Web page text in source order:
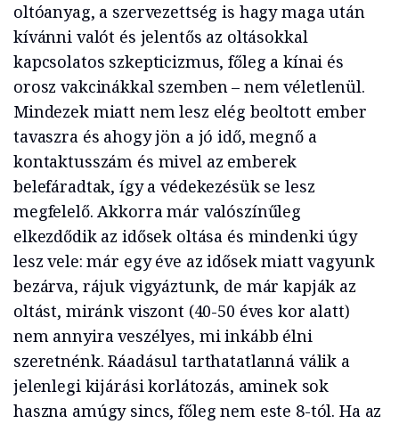
oltóanyag, a szervezettség is hagy maga után
kívánni valót és jelentős az oltásokkal
kapcsolatos szkepticizmus, főleg a kínai és
orosz vakcinákkal szemben – nem véletlenül.
Mindezek miatt nem lesz elég beoltott ember
tavaszra és ahogy jön a jó idő, megnő a
kontaktusszám és mivel az emberek
belefáradtak, így a védekezésük se lesz
megfelelő. Akkorra már valószínűleg
elkezdődik az idősek oltása és mindenki úgy
lesz vele: már egy éve az idősek miatt vagyunk
bezárva, rájuk vigyáztunk, de már kapják az
oltást, miránk viszont (40-50 éves kor alatt)
nem annyira veszélyes, mi inkább élni
szeretnénk. Ráadásul tarthatatlanná válik a
jelenlegi kijárási korlátozás, aminek sok
haszna amúgy sincs, főleg nem este 8-tól. Ha az